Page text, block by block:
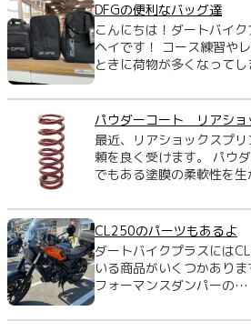
DFGの便利なバッグ達
こんにちは！ダートバイ
ヘイです！ コース練習や
ときに荷物が多くなって
パウダーコート リアショ
最近、リアショックスプ
頼を良く受けます。 パウ
でもある塗膜の柔軟性を
CL250のパーツもあるよ
ダートバイクプラスには
いる商品がいくつかあり
フォーマンスダンパーの…